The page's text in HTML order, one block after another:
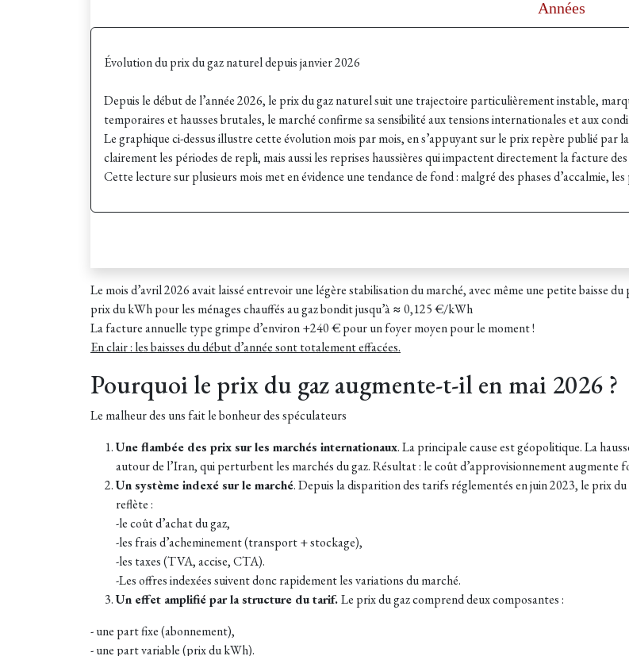
Évolution du prix du gaz naturel depuis janvier 2026
Depuis le début de l’année 2026, le prix du gaz naturel suit une trajectoire particulièrement instable,
temporaires et hausses brutales, le marché confirme sa sensibilité aux tensions internationales et aux
Le graphique ci-dessus illustre cette évolution mois par mois, en s’appuyant sur le prix repère publié par
clairement les périodes de repli, mais aussi les reprises haussières qui impactent directement la facture des
Cette lecture sur plusieurs mois met en évidence une tendance de fond : malgré des phases d’accalmie,
Le mois d’avril 2026 avait laissé entrevoir une légère stabilisation du marché, avec même une petite baisse
prix du kWh pour les ménages chauffés au gaz bondit jusqu’à ≈ 0,125 €/kWh
La facture annuelle type grimpe d’environ +240 € pour un foyer moyen pour le moment !
En clair : les baisses du début d’année sont totalement effacées.
Pourquoi le prix du gaz augmente-t-il en mai 2026 ?
Le malheur des uns fait le bonheur des spéculateurs
Une flambée des prix sur les marchés internationaux. La principale cause est géopolitique. La
autour de l’Iran, qui perturbent les marchés du gaz. Résultat : le coût d’approvisionnement augmente
Un système indexé sur le marché. Depuis la disparition des tarifs réglementés en juin 2023, le prix
reflète :
-le coût d’achat du gaz,
-les frais d’acheminement (transport + stockage),
-les taxes (TVA, accise, CTA).
-Les offres indexées suivent donc rapidement les variations du marché.
Un effet amplifié par la structure du tarif.Le prix du gaz comprend deux composantes :
- une part fixe (abonnement),
- une part variable (prix du kWh).